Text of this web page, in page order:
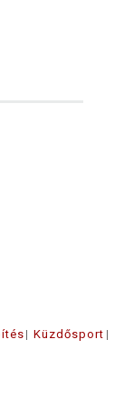
Küzdősport